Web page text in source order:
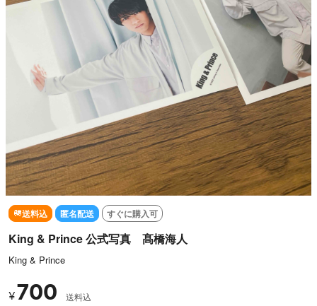
送料込 匿名配送 すぐに購入可
King & Prince 公式写真 髙橋海人
King & Prince
¥700 送料込